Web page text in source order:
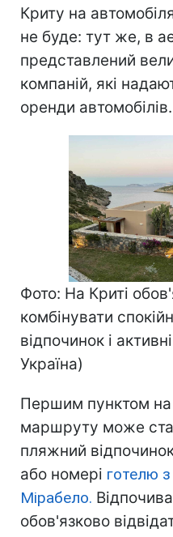
Криту на
не буде: тут же, в
представлений
компаній, які
оренди автомобілів.
Фото: На Криті
комбінувати
відпочинок і
Україна)
Першим пунктом на
маршруту може
пляжний відпочинок
або номері готелю
Мірабело.
обов'язково